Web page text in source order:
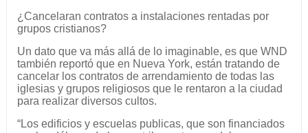
¿Cancelaran contratos a instalaciones rentadas por
grupos cristianos?
Un dato que va más allá de lo imaginable, es que WND
también reportó que en Nueva York, están tratando de
cancelar los contratos de arrendamiento de todas las
iglesias y grupos religiosos que le rentaron a la ciudad
para realizar diversos cultos.
“Los edificios y escuelas publicas, que son financiados